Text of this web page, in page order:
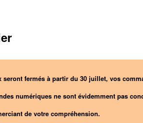
seront fermés à partir du 30 juillet, vos
numériques ne sont évidemment pas
de votre compréhension.